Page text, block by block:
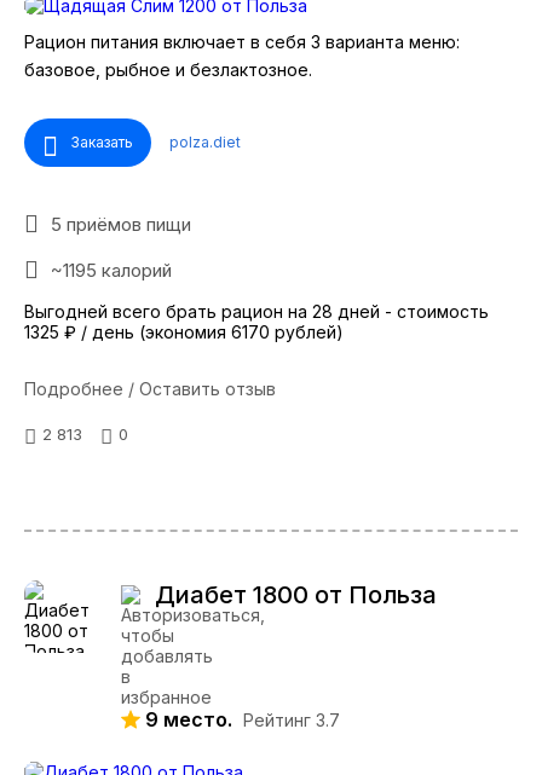
Рацион питания включает в себя 3 варианта меню:
базовое, рыбное и безлактозное.
Заказать polza.diet
5 приёмов пищи
~1195 калорий
Выгодней всего брать рацион на 28 дней - стоимость
1325 ₽ / день (экономия 6170 рублей)
Подробнее / Оставить отзыв
2 813 0
Диабет 1800 от Польза
9 место. Рейтинг 3.7